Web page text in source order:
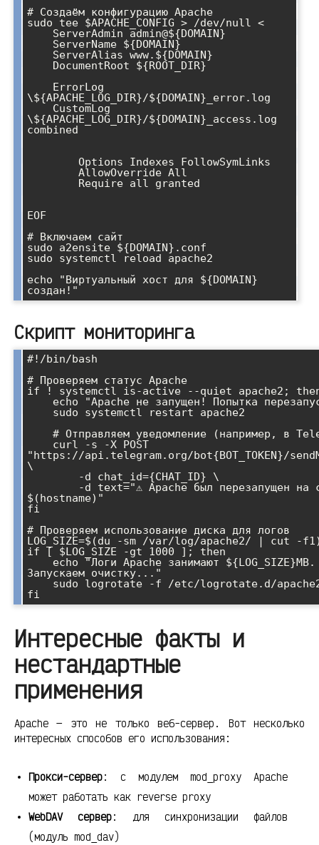
# Создаём конфигурацию Apache
sudo tee $APACHE_CONFIG > /dev/null <
\${APACHE_LOG_DIR}/${DOMAIN}_error.log
\${APACHE_LOG_DIR}/${DOMAIN}_access.log
combined
EOF
# Включаем сайт
sudo a2ensite ${DOMAIN}.conf
sudo systemctl reload apache2
echo "Виртуальный хост для ${DOMAIN}
Скрипт мониторинга
#!/bin/bash
# Проверяем статус Apache
if ! systemctl is-active --quiet apache2;
"https://api.telegram.org/bot{BOT_TOKEN}/
\
$(hostname)"
fi
# Проверяем использование диска для логов
LOG_SIZE=$(du -sm /var/log/apache2/ | cut -
if [ $LOG_SIZE -gt 1000 ]; then
Запускаем очистку..."
Интересные факты и
нестандартные
применения
Apache — это не только веб-сервер. Вот несколько
интересных способов его использования:
Прокси-сервер: с модулем mod_proxy Apache
может работать как reverse proxy
WebDAV сервер: для синхронизации файлов
(модуль mod_dav)